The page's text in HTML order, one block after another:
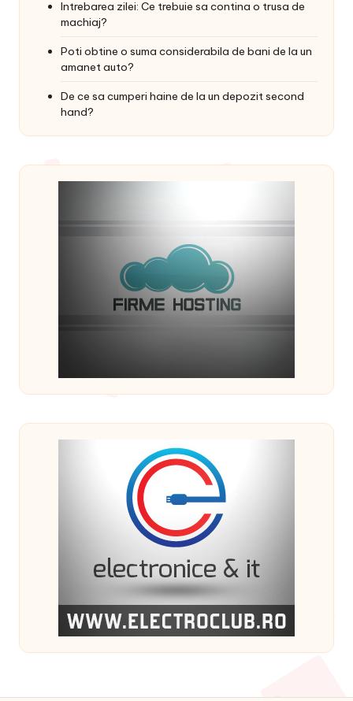
Intrebarea zilei: Ce trebuie sa contina o trusa de
machiaj?
Poti obtine o suma considerabila de bani de la un
amanet auto?
De ce sa cumperi haine de la un depozit second
hand?